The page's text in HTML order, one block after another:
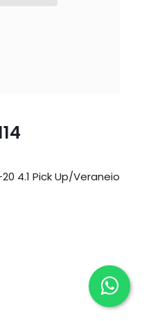
20 4.1 Pick Up/Veraneio